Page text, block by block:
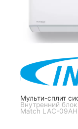
Мульти-сплит
Внутренний
Match LAC-